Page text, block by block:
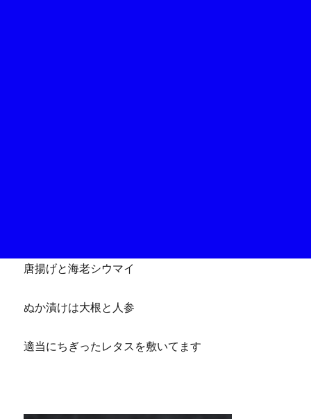
唐揚げと海老シウマイ
ぬか漬けは大根と人参
適当にちぎったレタスを敷いてます